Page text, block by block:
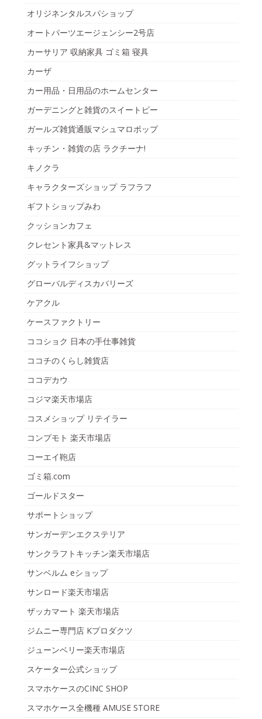
オリジネンタルスパショップ
オートパーツエージェンシー2号店
カーサリア 収納家具 ゴミ箱 寝具
カーザ
カー用品・日用品のホームセンター
ガーデニングと雑貨のスイートピー
ガールズ雑貨通販マシュマロポップ
キッチン・雑貨の店 ラクチーナ!
キノクラ
キャラクターズショップ ラフラフ
ギフトショップみわ
クッションカフェ
クレセント家具&マットレス
グットライフショップ
グローバルディスカバリーズ
ケアクル
ケースファクトリー
ココショク 日本の手仕事雑貨
ココチのくらし雑貨店
ココデカウ
コジマ楽天市場店
コスメショップ リテイラー
コンプモト 楽天市場店
コーエイ鞄店
ゴミ箱.com
ゴールドスター
サポートショップ
サンガーデンエクステリア
サンクラフトキッチン楽天市場店
サンベルム eショップ
サンロード楽天市場店
ザッカマート 楽天市場店
ジムニー専門店 Kプロダクツ
ジューンベリー楽天市場店
スケーター公式ショップ
スマホケースのCINC SHOP
スマホケース全機種 AMUSE STORE